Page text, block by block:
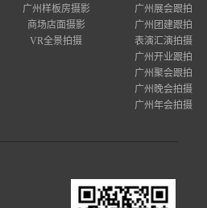
广州样板房摄影
商场店面摄影
VR全景拍摄
广州展会跟拍
广州团建跟拍
表演汇演拍摄
广州开业跟拍
广州聚会跟拍
广州晚会拍摄
广州年会拍摄